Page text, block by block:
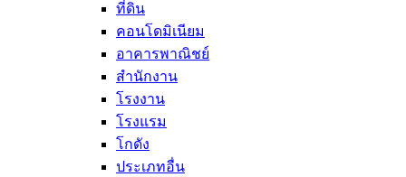
ที่ดิน
คอนโดมิเนียม
อาคารพาณิชย์
สำนักงาน
โรงงาน
โรงแรม
โกดัง
ประเภทอื่น